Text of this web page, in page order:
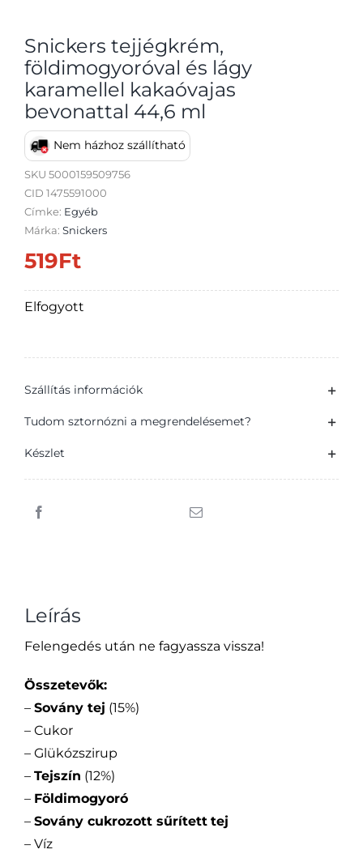
Átvétel
Snickers tejjégkrém,
földimogyoróval és lágy
karamellel kakaóvajas
bevonattal 44,6 ml
Nem házhoz szállítható
SKU 5000159509756
CID 1475591000
Címke: Egyéb
Márka: Snickers
519Ft
Elfogyott
Szállítás információk
Tudom sztornózni a megrendelésemet?
Készlet
Leírás
Felengedés után ne fagyassza vissza!
Összetevők:
– Sovány tej (15%)
– Cukor
– Glükózszirup
– Tejszín (12%)
– Földimogyoró
– Sovány cukrozott sűrített tej
– Víz